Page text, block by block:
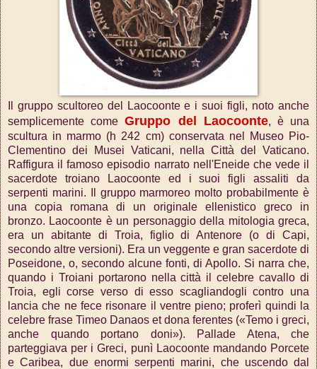
Il gruppo scultoreo del Laocoonte e i suoi figli, noto anche
semplicemente come Gruppo del Laocoonte, è una
scultura in marmo (h 242 cm) conservata nel Museo Pio-
Clementino dei Musei Vaticani, nella Città del Vaticano.
Raffigura il famoso episodio narrato nell'Eneide che vede il
sacerdote troiano Laocoonte ed i suoi figli assaliti da
serpenti marini. Il gruppo marmoreo molto probabilmente è
una copia romana di un originale ellenistico greco in
bronzo. Laocoonte è un personaggio della mitologia greca,
era un abitante di Troia, figlio di Antenore (o di Capi,
secondo altre versioni). Era un veggente e gran sacerdote di
Poseidone, o, secondo alcune fonti, di Apollo. Si narra che,
quando i Troiani portarono nella città il celebre cavallo di
Troia, egli corse verso di esso scagliandogli contro una
lancia che ne fece risonare il ventre pieno; proferì quindi la
celebre frase Timeo Danaos et dona ferentes («Temo i greci,
anche quando portano doni»). Pallade Atena, che
parteggiava per i Greci, punì Laocoonte mandando Porcete
e Caribea, due enormi serpenti marini, che uscendo dal